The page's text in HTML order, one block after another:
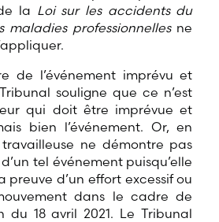
la Loi sur les accidents du
maladies professionnellesne
de l’événement imprévu et
souligne que ce n’est
qui doit être imprévue et
bien l’événement. Or, en
travailleuse ne démontre pas
tel événement puisqu’elle
preuve d’un effort excessif ou
dans le cadre de
du 18 avril 2021. Le Tribunal